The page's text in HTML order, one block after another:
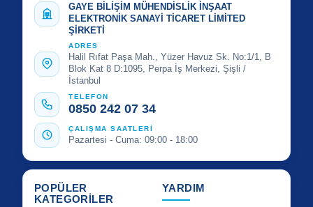
GAYE BİLİŞİM MÜHENDİSLİK İNŞAAT
ELEKTRONİK SANAYİ TİCARET LİMİTED
ŞİRKETİ
ADRES
Halil Rıfat Paşa Mah., Yüzer Havuz Sk. No:1/1, B
Blok Kat 8 D:1095, Perpa İş Merkezi, Şişli /
İstanbul
TELEFON
0850 242 07 34
ÇALIŞMA SAATLERİ
Pazartesi - Cuma: 09:00 - 18:00
POPÜLER
KATEGORİLER
YARDIM